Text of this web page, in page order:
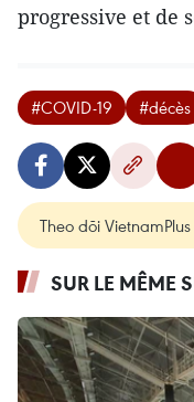
progressive et de
#COVID-19 #décès
Theo dõi VietnamPlus
SUR LE MÊME